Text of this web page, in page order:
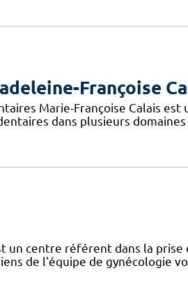
Françoise
Marie-Françoise Calais
dans plusieurs
un centre référent dans la prise
de l'équipe de gynécologie